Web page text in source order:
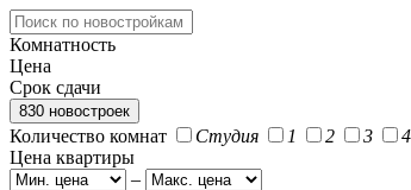
Комнатность
Цена
Срок сдачи
830 новостроек
Количество комнат Студия 1 2 3
Цена квартиры
–